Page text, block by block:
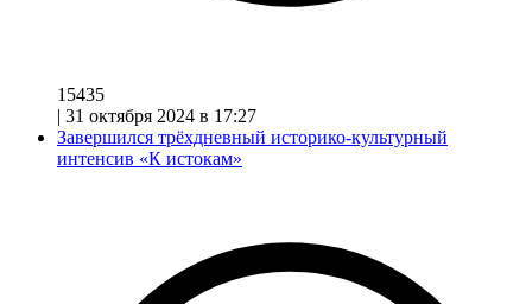
15435
| 31 октября 2024 в 17:27
Завершился трёхдневный историко-культурный
интенсив «К истокам»